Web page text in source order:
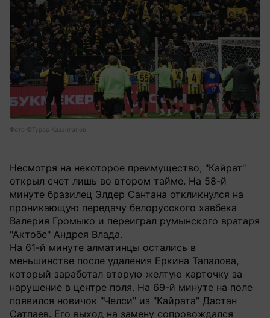
Фото ©Турар Казангапов
Несмотря на некоторое преимущество, "Кайрат"
открыл счет лишь во втором тайме. На 58-й
минуте бразилец Элдер Сантана откликнулся на
проникающую передачу белорусского хавбека
Валерия Громыко и переиграл румынского вратаря
"Актобе" Андрея Влада.
На 61-й минуте алматинцы остались в
меньшинстве после удаления Еркина Тапалова,
который заработал вторую желтую карточку за
нарушение в центре поля. На 69-й минуте на поле
появился новичок "Челси" из "Кайрата" Дастан
Сатпаев. Его выход на замену сопровождался